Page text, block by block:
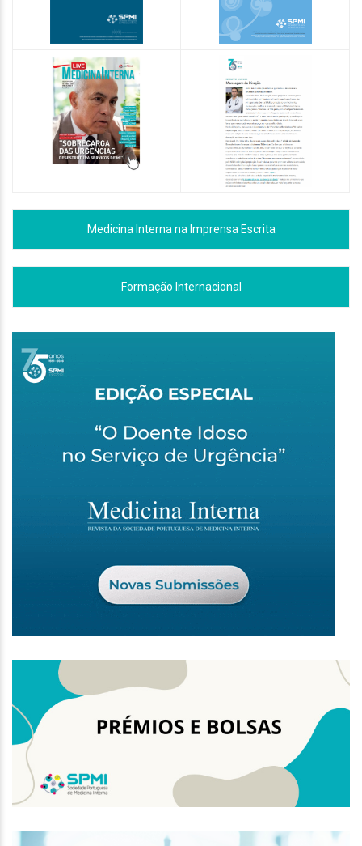
Medicina Interna na Imprensa Escrita
Formação Internacional